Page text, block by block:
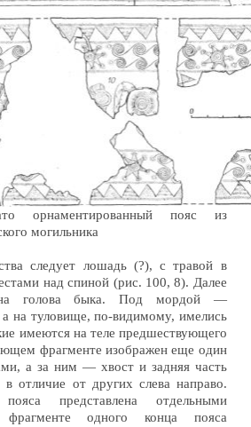
орнаментированный пояс из
могильника
следует лошадь (?), с травой в
над спиной (рис. 100, 8). Далее
голова быка. Под мордой —
а на туловище, по-видимому, имелись
имеются на теле предшествующего
фрагменте изображен еще один
а за ним — хвост и задняя часть
отличие от других слева направо.
представлена отдельными
одного конца пояса